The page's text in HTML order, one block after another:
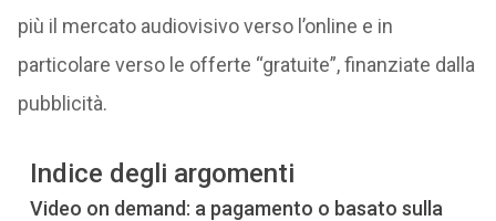
più il mercato audiovisivo verso l’online e in
particolare verso le offerte “gratuite”, finanziate dalla
pubblicità.
Indice degli argomenti
Video on demand: a pagamento o basato sulla